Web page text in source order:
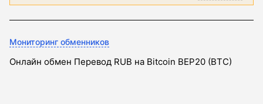
Мониторинг обменников
Онлайн обмен Перевод RUB на Bitcoin BEP20 (BTC)